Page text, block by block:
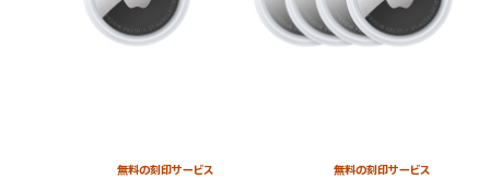
無料の刻印サービス 無料の刻印サービス